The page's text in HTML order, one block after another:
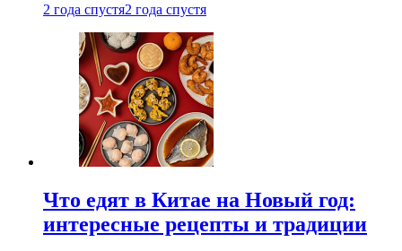
2 года спустя2 года спустя
Что едят в Китае на Новый год:
интересные рецепты и традиции